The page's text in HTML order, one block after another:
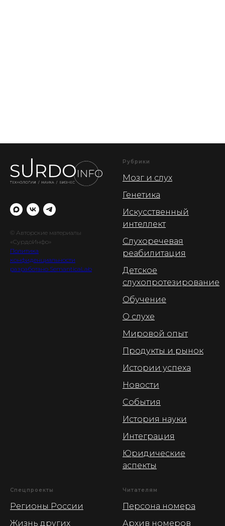
© Авторские материалы
«СурдоИнфо»
Политика
конфиденциальности
разработано SemanticaLab
Рубрики
Мозг и слух
Генетика
Искусственный
интеллект
Слухоречевая
реабилитация
Детское
слухопротезирование
Обучение
О слухе
Мировой опыт
Продукты и рынок
Истории успеха
Новости
События
История науки
Интеграция
Юридические
аспекты
Спецпроекты
Регионы России
Жизнь других
Читателям
Персона номера
Архив номеров